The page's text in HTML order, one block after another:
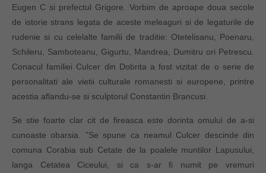
Eugen C si prefectul Grigore. Vorbim de aproape doua secole
de istorie strans legata de aceste meleaguri si de legaturile de
rudenie si cu celelalte familii de traditie: Otetelisanu, Poenaru,
Schileru, Samboteanu, Gigurtu, Mandrea, Dumitru ori Petrescu.
Conacul familiei Culcer din Dobrita a fost vizitat de o serie de
personalitati ale vietii culturale romanesti si europene, printre
acestia aflandu-se si sculptorul Constantin Brancusi.
Se stie foarte clar cit de fireasca este dorinta omului de a-si
cunoaste obarsia. ”Se spune ca neamul Culcer descinde din
comuna Corabia sub Cetate de la poalele muntilor Lapusului,
langa Cetatea Ciceului, si ca s-ar fi numit pe vremuri